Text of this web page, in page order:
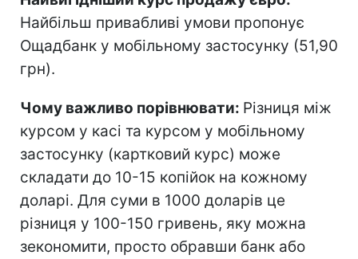
Найбільш привабливі умови пропонує
Ощадбанк у мобільному застосунку (51,90
грн).
Чому важливо порівнювати: Різниця між
курсом у касі та курсом у мобільному
застосунку (картковий курс) може
складати до 10-15 копійок на кожному
доларі. Для суми в 1000 доларів це
різниця у 100-150 гривень, яку можна
зекономити, просто обравши банк або